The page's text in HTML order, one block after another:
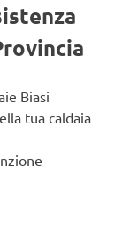
Biasi
tua caldaia